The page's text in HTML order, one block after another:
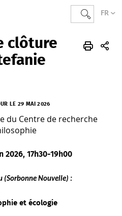
FR
clôture
LE 29 MAI 2026
du Centre de recherche
2026, 17h30-19h00
(Sorbonne Nouvelle) :
et écologie